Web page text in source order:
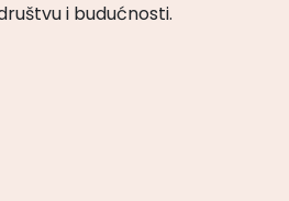
i budućnosti.